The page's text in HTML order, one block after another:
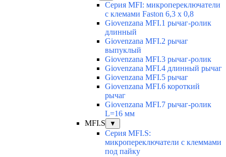
Серия MFI: микропереключатели
с клемами Faston 6,3 x 0,8
Giovenzana MFI.1 рычаг-ролик
длинный
Giovenzana MFI.2 рычаг
выпуклый
Giovenzana MFI.3 рычаг-ролик
Giovenzana MFI.4 длинный рычаг
Giovenzana MFI.5 рычаг
Giovenzana MFI.6 короткий
рычаг
Giovenzana MFI.7 рычаг-ролик
L=16 мм
MFI.S
▼
Серия MFI.S:
микропереключатели с клеммами
под пайку